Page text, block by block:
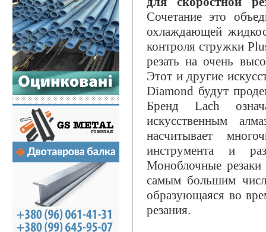
Сочетание это
охлаждающей
контроля стружки
резать на очень
Этот и другие
Diamond будут
Бренд Lach
искусственным
насчитывает
инструмента и
Моноблочные резаки
самым большим
образующаяся во
резания.